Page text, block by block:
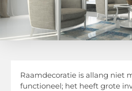
Raamdecoratie is allang niet
functioneel; het heeft grote